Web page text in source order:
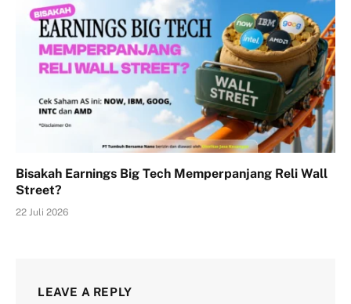
Bisakah Earnings Big Tech Memperpanjang Reli Wall
Street?
22 Juli 2026
LEAVE A REPLY